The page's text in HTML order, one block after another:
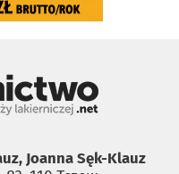
Joanna Sęk-Klauz